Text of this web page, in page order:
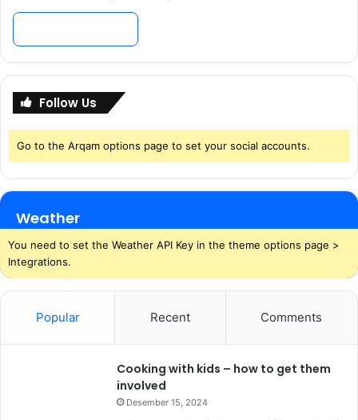
Follow Us
Go to the Arqam options page to set your social accounts.
Weather
You need to set the Weather API Key in the theme options page >
Integrations.
Popular Recent Comments
Cooking with kids – how to get them
involved
Desember 15, 2024